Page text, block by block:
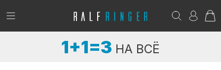
!
Возникли вопросы? - club@ralf.ru
1+1=3 НА ВСЁ